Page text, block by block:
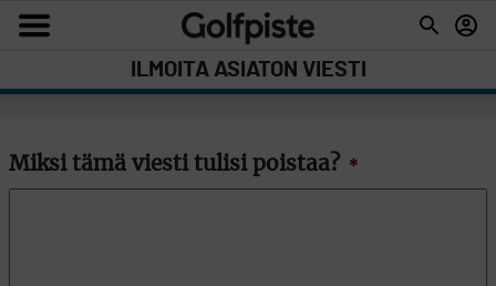
ILMOITA ASIATON VIESTI
Miksi tämä viesti tulisi poistaa? *